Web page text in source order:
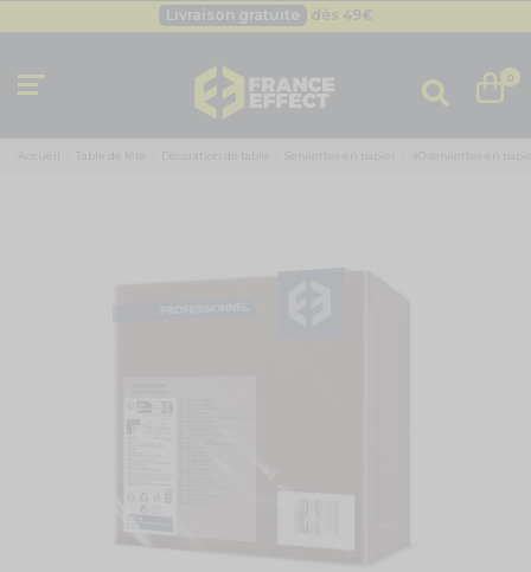
Besoin d'un devis pro ? Cliquez ici
0
Accueil Table de fête Décoration de table Serviettes en papier 40 serviettes en